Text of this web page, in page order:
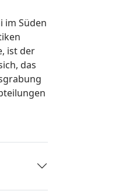
im Süden
ist der
das